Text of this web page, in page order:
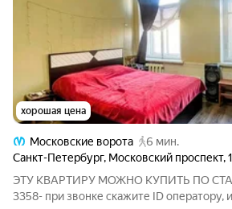
хорошая цена
Московские ворота
6 мин.
Санкт-Петербург, Московский проспект,
ЭТУ КВАРТИРУ МОЖНО КУПИТЬ ПО
3358- при звонке скажите ID оператору,